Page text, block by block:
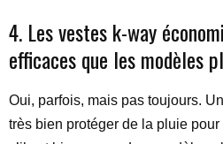
4. Les vestes k-way
efficaces que les modèles
Oui, parfois, mais pas toujours.
très bien protéger de la pluie